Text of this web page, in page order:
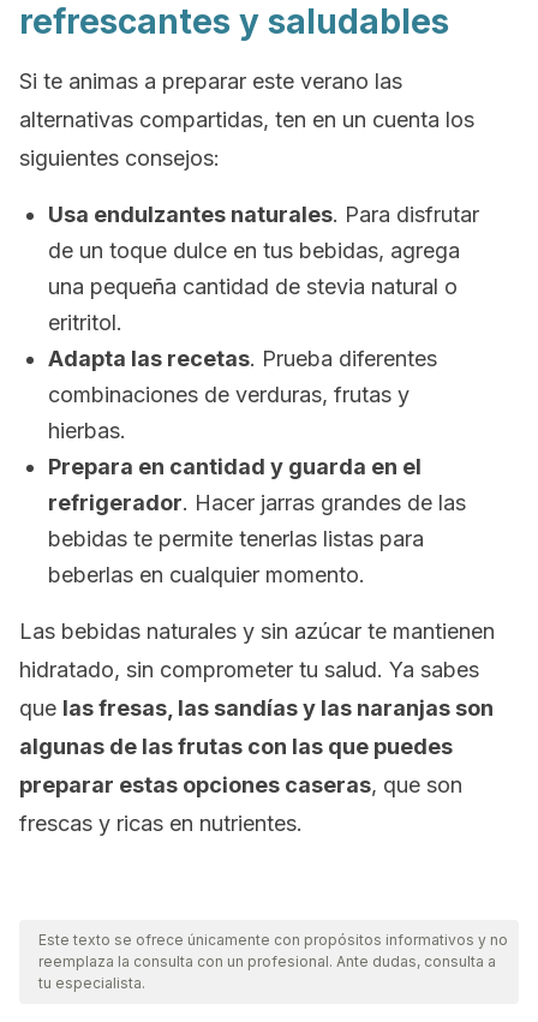
refrescantes y saludables
Si te animas a preparar este verano las
alternativas compartidas, ten en un cuenta los
siguientes consejos:
Usa endulzantes naturales. Para disfrutar
de un toque dulce en tus bebidas, agrega
una pequeña cantidad de stevia natural o
eritritol.
Adapta las recetas. Prueba diferentes
combinaciones de verduras, frutas y
hierbas.
Prepara en cantidad y guarda en el
refrigerador. Hacer jarras grandes de las
bebidas te permite tenerlas listas para
beberlas en cualquier momento.
Las bebidas naturales y sin azúcar te mantienen
hidratado, sin comprometer tu salud. Ya sabes
que las fresas, las sandías y las naranjas son
algunas de las frutas con las que puedes
preparar estas opciones caseras, que son
frescas y ricas en nutrientes.
Este texto se ofrece únicamente con propósitos informativos y no
reemplaza la consulta con un profesional. Ante dudas, consulta a
tu especialista.